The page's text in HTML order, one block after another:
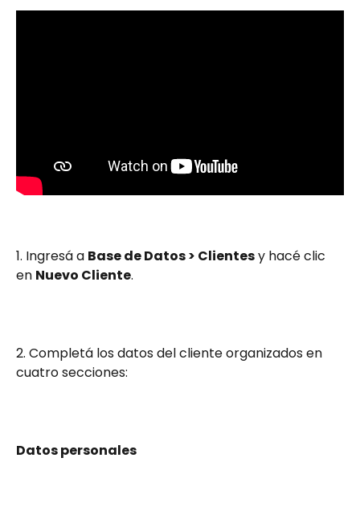
1. Ingresá a Base de Datos > Clientes y hacé clic
en Nuevo Cliente.
2. Completá los datos del cliente organizados en
cuatro secciones:
Datos personales